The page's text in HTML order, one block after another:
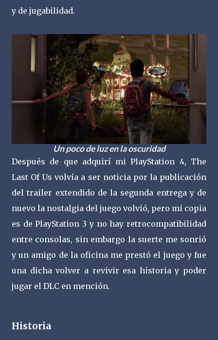
y de jugabilidad.
Un poco de luz en la oscuridad
Después de que adquirí mi PlayStation 4, The
Last Of Us volvía a ser noticia por la publicación
del trailer extendido de la segunda entrega y de
nuevo la nostalgia del juego volvió, pero mi copia
es de PlayStation 3 y no hay retrocompatibilidad
entre consolas, sin embargo la suerte me sonrió
y un amigo de la oficina me prestó el juego y fue
una dicha volver a revivir esa historia y poder
jugar el DLC en mención.
Historia